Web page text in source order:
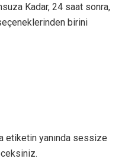
Kadar, 24 saat sonra,
birini
etiketin yanında sessize